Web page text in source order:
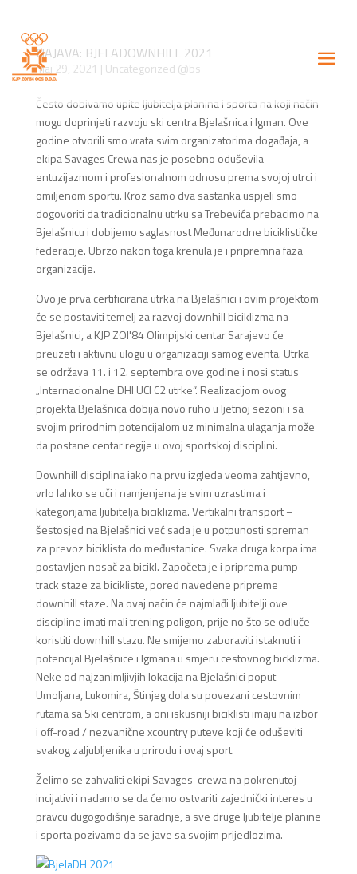
NAJAVA: BJELADOWNHILL 2021
maj 29, 2021 | Uncategorized @bs
Često dobivamo upite ljubitelja planina i sporta na koji način
mogu doprinjeti razvoju ski centra Bjelašnica i Igman. Ove
godine otvorili smo vrata svim organizatorima događaja, a
ekipa Savages Crewa nas je posebno oduševila
entuzijazmom i profesionalnom odnosu prema svojoj utrci i
omiljenom sportu. Kroz samo dva sastanka uspjeli smo
dogovoriti da tradicionalnu utrku sa Trebevića prebacimo na
Bjelašnicu i dobijemo saglasnost Međunarodne biciklističke
federacije. Ubrzo nakon toga krenula je i pripremna faza
organizacije.
Ovo je prva certificirana utrka na Bjelašnici i ovim projektom
će se postaviti temelj za razvoj downhill biciklizma na
Bjelašnici, a KJP ZOI'84 Olimpijski centar Sarajevo će
preuzeti i aktivnu ulogu u organizaciji samog eventa. Utrka
se održava 11. i 12. septembra ove godine i nosi status
„Internacionalne DHI UCI C2 utrke“. Realizacijom ovog
projekta Bjelašnica dobija novo ruho u ljetnoj sezoni i sa
svojim prirodnim potencijalom uz minimalna ulaganja može
da postane centar regije u ovoj sportskoj disciplini.
Downhill disciplina iako na prvu izgleda veoma zahtjevno,
vrlo lahko se uči i namjenjena je svim uzrastima i
kategorijama ljubitelja biciklizma. Vertikalni transport –
šestosjed na Bjelašnici već sada je u potpunosti spreman
za prevoz biciklista do međustanice. Svaka druga korpa ima
postavljen nosač za bicikl. Započeta je i priprema pump-
track staze za bicikliste, pored navedene pripreme
downhill staze. Na ovaj način će najmlađi ljubitelji ove
discipline imati mali trening poligon, prije no što se odluče
koristiti downhill stazu. Ne smijemo zaboraviti istaknuti i
potencijal Bjelašnice i Igmana u smjeru cestovnog bicklizma.
Neke od najzanimljivjih lokacija na Bjelašnici poput
Umoljana, Lukomira, Štinjeg dola su povezani cestovnim
rutama sa Ski centrom, a oni iskusniji biciklisti imaju na izbor
i off-road / nezvanične xcountry puteve koji će oduševiti
svakog zaljubljenika u prirodu i ovaj sport.
Želimo se zahvaliti ekipi Savages-crewa na pokrenutoj
incijativi i nadamo se da ćemo ostvariti zajednički interes u
pravcu dugogodišnje saradnje, a sve druge ljubitelje planine
i sporta pozivamo da se jave sa svojim prijedlozima.